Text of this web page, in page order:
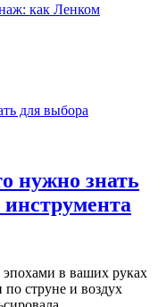
как Ленком
нужно знать
в ваших руках
струне и воздух